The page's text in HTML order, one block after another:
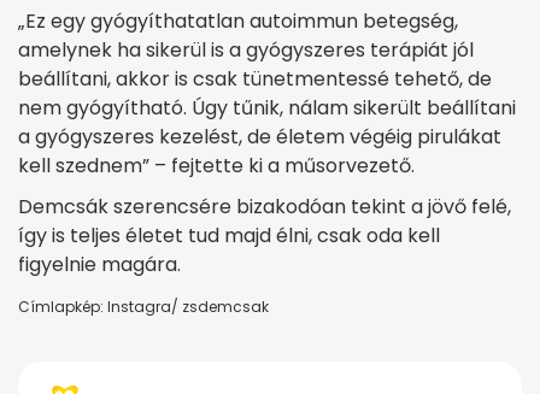
„Ez egy gyógyíthatatlan autoimmun betegség,
amelynek ha sikerül is a gyógyszeres terápiát jól
beállítani, akkor is csak tünetmentessé tehető, de
nem gyógyítható. Úgy tűnik, nálam sikerült beállítani
a gyógyszeres kezelést, de életem végéig pirulákat
kell szednem” – fejtette ki a műsorvezető.
Demcsák szerencsére bizakodóan tekint a jövő felé,
így is teljes életet tud majd élni, csak oda kell
figyelnie magára.
Címlapkép: Instagra/ zsdemcsak